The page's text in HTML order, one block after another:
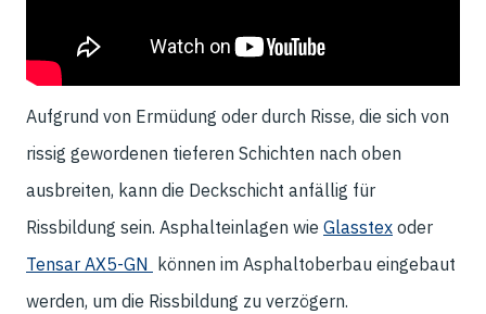
Aufgrund von Ermüdung oder durch Risse, die sich von
rissig gewordenen tieferen Schichten nach oben
ausbreiten, kann die Deckschicht anfällig für
Rissbildung sein. Asphalteinlagen wie Glasstex oder
Tensar AX5-GN können im Asphaltoberbau eingebaut
werden, um die Rissbildung zu verzögern.